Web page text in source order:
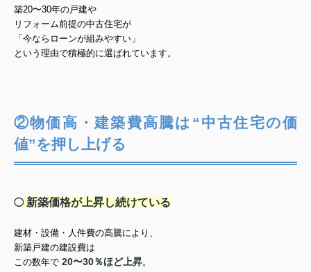
築20〜30年の戸建や
リフォーム前提の中古住宅が
「今ならローンが組みやすい」
という理由で積極的に選ばれています。
②物価高・建築費高騰は“中古住宅の価
値”を押し上げる
◯ 新築価格が上昇し続けている
建材・設備・人件費の高騰により、
新築戸建の建設費は
この数年で 20〜30％ほど上昇。